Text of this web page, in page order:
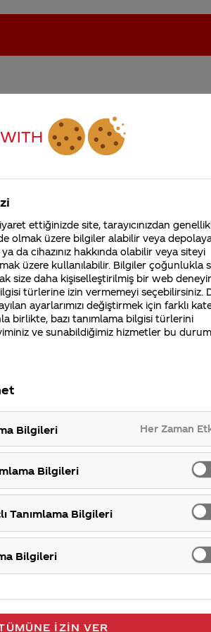
Coca-Cola’yı kim buldu?
bir çalışma bulunmamaktadır.
ziyaret ettiğiniz için teşekkür
Coca-Cola Şirketi
merak ettikleriniz.
Fabrikalarımız,
sertifikalarımız, faaliyet
gösterdiğimiz ülkeler,
tarihçemiz ve daha
ettiğinizde site, tarayıcınızdan
olmak üzere bilgiler alabilir veya
da cihazınız hakkında olabilir veya siteyi
üzere kullanılabilir. Bilgiler çoğunlukla
size daha kişiselleştirilmiş bir web
türlerine izin vermemeyi seçebilirsiniz.
ayarlarımızı değiştirmek için farklı
birlikte, bazı tanımlama bilgisi türlerini
ve sunabildiğimiz hizmetler bu
Bilgileri Her Zaman
Bilgileri
Tanımlama Bilgileri
Bilgileri
İZIN VER